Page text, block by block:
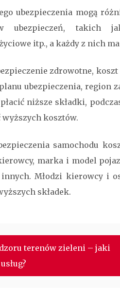
ubezpieczenia mogą
ubezpieczeń, takich
itp., a każdy z nich
zdrowotne,
ubezpieczenia, region
niższe składki,
wyższych kosztów.
samochodu
marka i model
Młodzi kierowcy i
składek.
terenów zieleni – jaki